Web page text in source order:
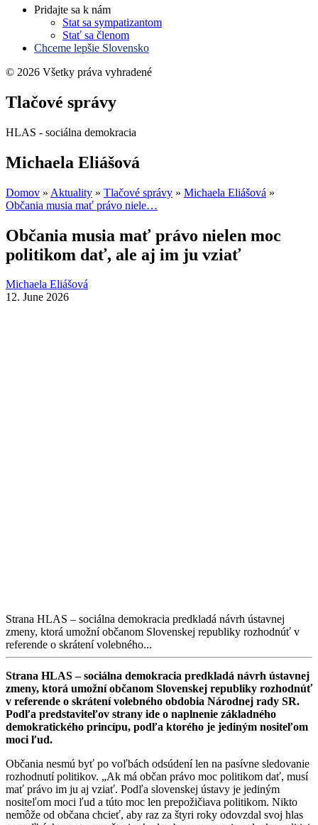
Pridajte sa k nám
Stat sa sympatizantom
Stať sa členom
Chceme lepšie Slovensko
© 2026 Všetky práva vyhradené
Tlačové správy
HLAS - sociálna demokracia
Michaela Eliášová
Domov » Aktuality » Tlačové správy » Michaela Eliášová »
Občania musia mať právo niele…
Občania musia mať právo nielen moc
politikom dať, ale aj im ju vziať
Michaela Eliášová
12. June 2026
Strana HLAS – sociálna demokracia predkladá návrh ústavnej
zmeny, ktorá umožní občanom Slovenskej republiky rozhodnúť v
referende o skrátení volebného...
Strana HLAS – sociálna demokracia predkladá návrh ústavnej
zmeny, ktorá umožní občanom Slovenskej republiky rozhodnúť
v referende o skrátení volebného obdobia Národnej rady SR.
Podľa predstaviteľov strany ide o naplnenie základného
demokratického princípu, podľa ktorého je jediným nositeľom
moci ľud.
Občania nesmú byť po voľbách odsúdení len na pasívne sledovanie
rozhodnutí politikov. „Ak má občan právo moc politikom dať, musí
mať právo im ju aj vziať. Podľa slovenskej ústavy je jediným
nositeľom moci ľud a túto moc len prepožičiava politikom. Nikto
nemôže od občana chcieť, aby raz za štyri roky odovzdal svoj hlas